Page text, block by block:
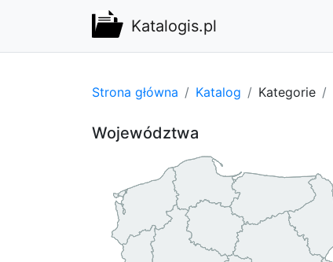
Katalogis.pl
Strona główna Katalog Kategorie
Województwa